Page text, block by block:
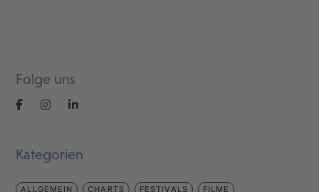
Folge uns
Kategorien
ALLGEMEIN CHARTS FESTIVALS FILME